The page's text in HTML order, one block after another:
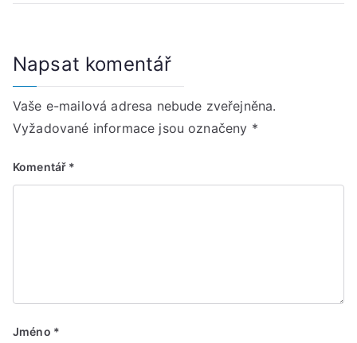
Napsat komentář
Vaše e-mailová adresa nebude zveřejněna.
Vyžadované informace jsou označeny *
Komentář *
Jméno *